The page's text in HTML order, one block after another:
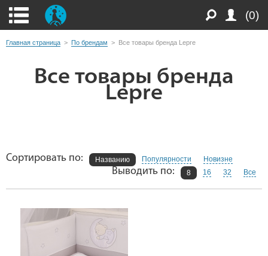
(0)
Главная страница > По брендам > Все товары бренда Lepre
Все товары бренда
Lepre
Сортировать по: Названию Популярности Новизне
Выводить по: 8 16 32 Все